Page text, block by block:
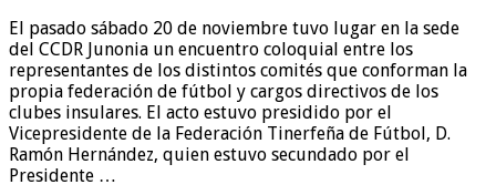
El pasado sábado 20 de noviembre tuvo lugar en la sede
del CCDR Junonia un encuentro coloquial entre los
representantes de los distintos comités que conforman la
propia federación de fútbol y cargos directivos de los
clubes insulares. El acto estuvo presidido por el
Vicepresidente de la Federación Tinerfeña de Fútbol, D.
Ramón Hernández, quien estuvo secundado por el
Presidente …